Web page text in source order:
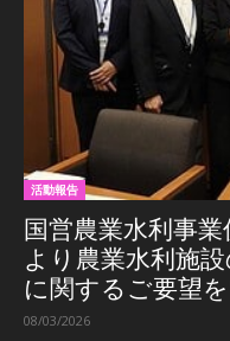
活動報告
国営農業水利事
より農業水利施
に関するご要望
08/03/2026